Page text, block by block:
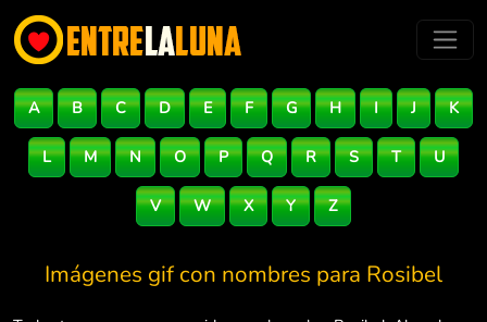
A B C D E F G H I J K
L M N O P Q R S T U
V W X Y Z
Imágenes gif con nombres para Rosibel